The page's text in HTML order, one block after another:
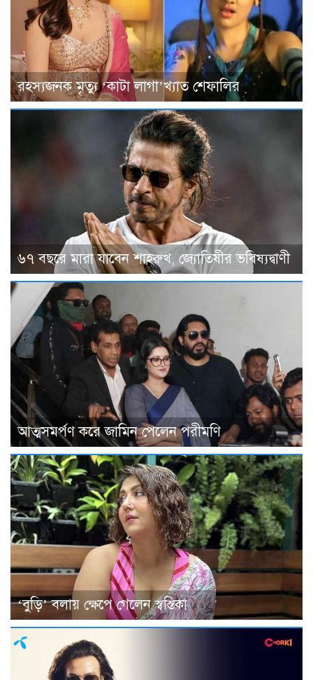
রহস্যজনক মৃত্যু ‘কাটা লাগা’খ্যাত শেফালির
৬৭ বছরে মারা যাবেন শাহরুখ, জ্যোতিষীর ভবিষ্যদ্বাণী
আত্মসমর্পণ করে জামিন পেলেন পরীমণি
‘বুড়ি’ বলায় ক্ষেপে গেলেন স্বস্তিকা